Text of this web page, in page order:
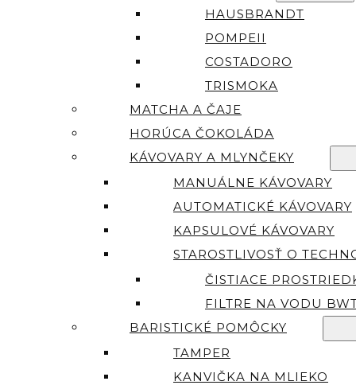
HAUSBRANDT
POMPEII
COSTADORO
TRISMOKA
MATCHA A ČAJE
HORÚCA ČOKOLÁDA
KÁVOVARY A MLYNČEKY
MANUÁLNE KÁVOVARY
AUTOMATICKÉ KÁVOVARY
KAPSULOVÉ KÁVOVARY
STAROSTLIVOSŤ O
ČISTIACE
FILTRE NA VODU
BARISTICKÉ POMÔCKY
TAMPER
KANVIČKA NA MLIEKO